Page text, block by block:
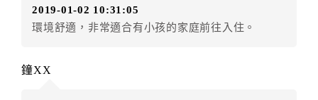
訂單異動後，訂單費用總計小於原訂單費用總計時，訂
房者不得要求退其差額。（限原訂飯店）
．訂房者因故辦理訂單異動，本飯店可接受
2019-01-02 10:31:05
環境舒適，非常適合有小孩的家庭前往入住。
鐘XX